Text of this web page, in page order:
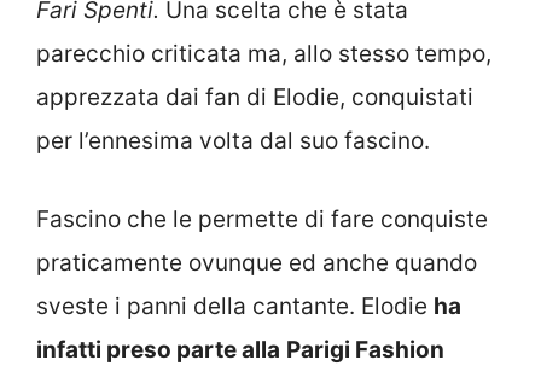
Fari Spenti. Una scelta che è stata
parecchio criticata ma, allo stesso tempo,
apprezzata dai fan di Elodie, conquistati
per l’ennesima volta dal suo fascino.
Fascino che le permette di fare conquiste
praticamente ovunque ed anche quando
sveste i panni della cantante. Elodie ha
infatti preso parte alla Parigi Fashion